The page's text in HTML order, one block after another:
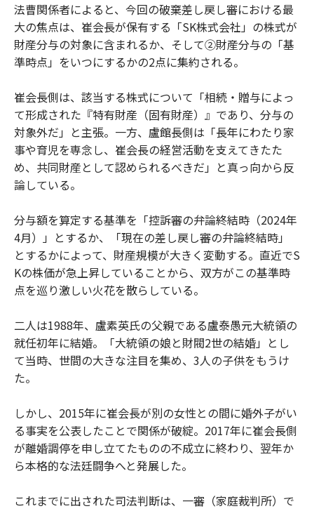
法曹関係者によると、今回の破棄差し戻し審における最
大の焦点は、崔会長が保有する「SK株式会社」の株式が
財産分与の対象に含まれるか、そして②財産分与の「基
準時点」をいつにするかの2点に集約される。
崔会長側は、該当する株式について「相続・贈与によっ
て形成された『特有財産（固有財産）』であり、分与の
対象外だ」と主張。一方、盧館長側は「長年にわたり家
事や育児を専念し、崔会長の経営活動を支えてきたた
め、共同財産として認められるべきだ」と真っ向から反
論している。
分与額を算定する基準を「控訴審の弁論終結時（2024年
4月）」とするか、「現在の差し戻し審の弁論終結時」
とするかによって、財産規模が大きく変動する。直近でS
Kの株価が急上昇していることから、双方がこの基準時
点を巡り激しい火花を散らしている。
二人は1988年、盧素英氏の父親である盧泰愚元大統領の
就任初年に結婚。「大統領の娘と財閥2世の結婚」とし
て当時、世間の大きな注目を集め、3人の子供をもうけ
た。
しかし、2015年に崔会長が別の女性との間に婚外子がい
る事実を公表したことで関係が破綻。2017年に崔会長側
が離婚調停を申し立てたものの不成立に終わり、翌年か
ら本格的な法廷闘争へと発展した。
これまでに出された司法判断は、一審（家庭裁判所）で